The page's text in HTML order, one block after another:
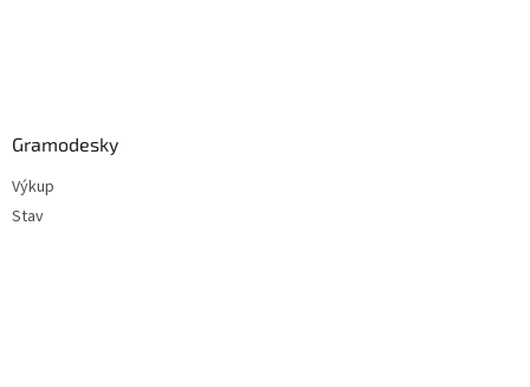
Gramodesky
Výkup
Stav